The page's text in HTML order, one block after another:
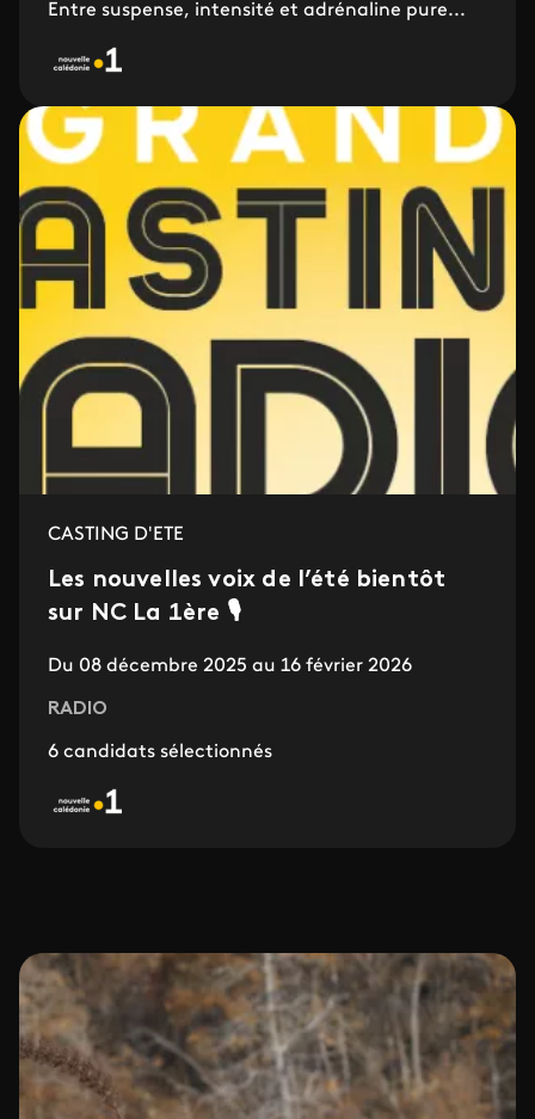
Entre suspense, intensité et adrénaline pure...
CASTING D'ETE
Les nouvelles voix de l’été bientôt
sur NC La 1ère 🎙️
Du 08 décembre 2025 au 16 février 2026
RADIO
6 candidats sélectionnés